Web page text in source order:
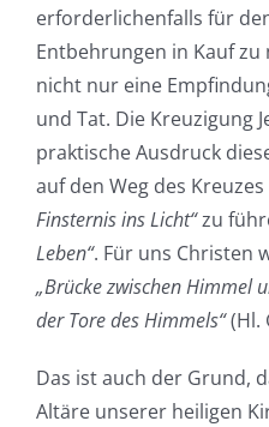
erforderlichenfalls für
Entbehrungen in Kauf zu
nicht nur eine
und Tat. Die Kreuzigung
praktische Ausdruck
auf den Weg des
Finsternis ins Licht“zu
Leben“. Für uns Christen
„Brücke zwischen Himmel
der Tore des Himmels“(Hl.
Das ist auch der Grund,
Altäre unserer heiligen